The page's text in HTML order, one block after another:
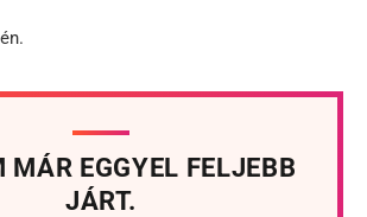
MÁR EGGYEL FELJEBB
JÁRT.